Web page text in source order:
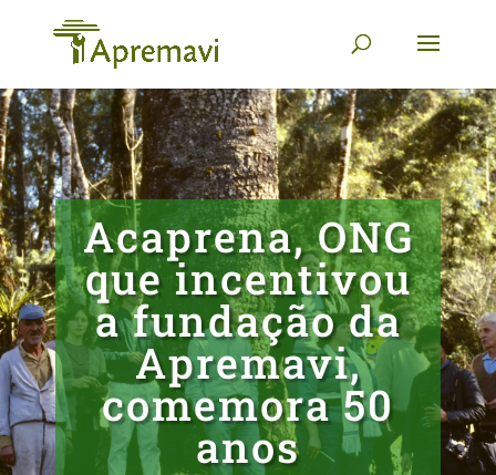
Acaprena, ONG
que incentivou
a fundação da
Apremavi,
comemora 50
anos